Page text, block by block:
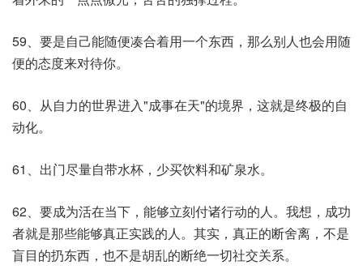
59、要是自己能随便凑合着用一个东西，那么别人也会用随
便的态度来对待你。
60、从自力的世界进入"成事在天"的境界，这就是终极的自
动化。
61、出门尽量自带水杯，少买饮料和矿泉水。
62、要成为活在当下，能够立刻付诸行动的人。我想，成功
者就是那些能够真正实践的人。其实，真正的断舍离，不是
盲目的扔东西，也不是胡乱的断绝一切社交关系。